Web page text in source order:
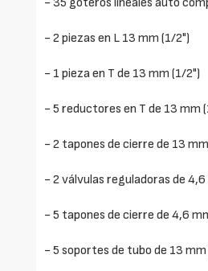
- 35 goteros lineales auto
- 2 piezas en L 13 mm (1/2")
- 1 pieza en T de 13 mm (1/2")
- 5 reductores en T de 13 mm
- 2 tapones de cierre de 13
- 2 válvulas reguladoras de
- 5 tapones de cierre de 4,6
- 5 soportes de tubo de 13